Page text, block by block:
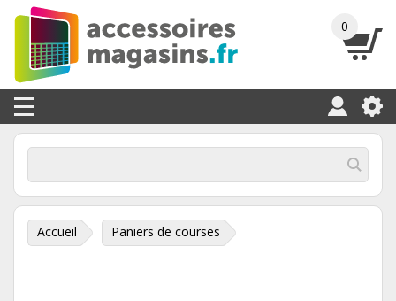
0
Accueil Paniers de courses